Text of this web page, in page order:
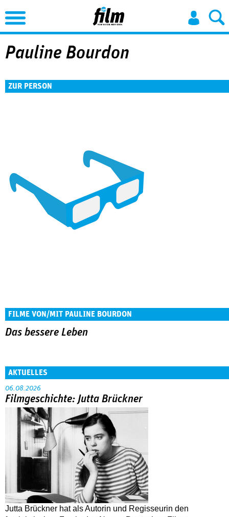
Jump to Navigation
Pauline Bourdon
ZUR PERSON
FILME VON/MIT PAULINE BOURDON
Das bessere Leben
AKTUELLES
06.08.2026
Filmgeschichte: Jutta Brückner
Jutta Brückner hat als Autorin und Regisseurin den